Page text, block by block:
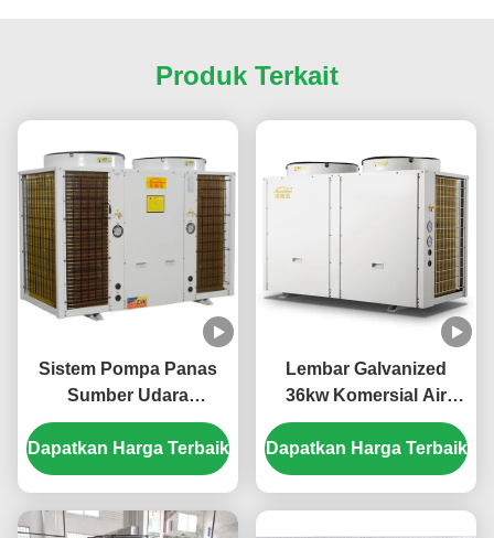
Produk Terkait
Sistem Pompa Panas
Sumber Udara
Komersial 45kw
Efisiensi Tinggi Untuk
Sekolah
Dapatkan Harga Terbaik
Lembar Galvanized
36kw Komersial Air
Sumber Pump Panas
Untuk Stasiun Listrik
Mobil
Dapatkan Harga Terbaik